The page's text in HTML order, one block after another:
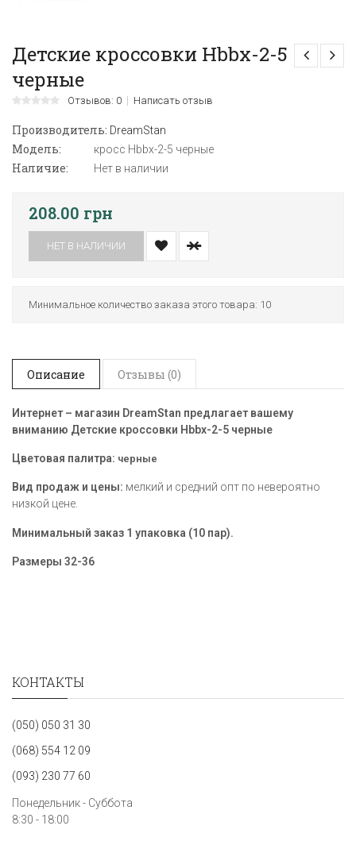
Детские кроссовки Hbbx-2-5
черные
Отзывов: 0 Написать отзыв
Производитель: DreamStan
Модель: кросс Hbbx-2-5 черные
Наличие: Нет в наличии
208.00 грн
НЕТ В НАЛИЧИИ
Минимальное количество заказа этого товара: 10
Описание Отзывы (0)
Интернет – магазин DreamStan предлагает вашему
вниманию Детские кроссовки Hbbx-2-5 черные
Цветовая палитра: черные
Вид продаж и цены: мелкий и средний опт по невероятно
низкой цене.
Минимальный заказ 1 упаковка (10 пар).
Размеры 32-36
КОНТАКТЫ
(050) 050 31 30
(068) 554 12 09
(093) 230 77 60
Понедельник - Суббота
8:30 - 18:00